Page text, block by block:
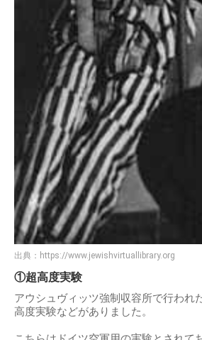
出典： https://www.jewishvirtuallibrary.org
①超高度実験
アウシュヴィッツ強制収容所で行われ
高度実験などがありました。